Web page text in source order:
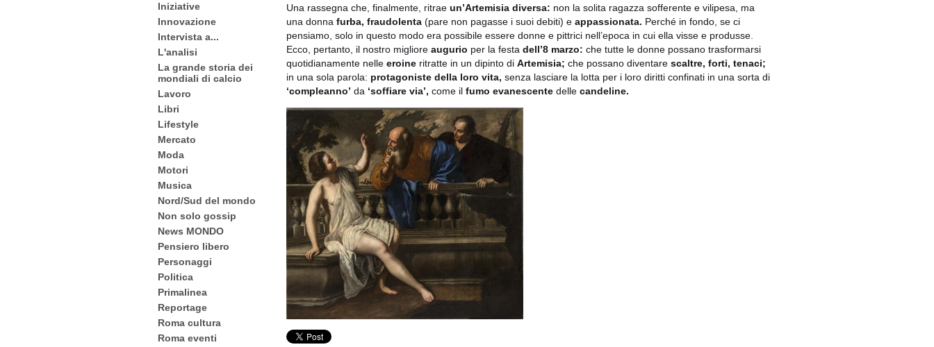
Iniziative
Innovazione
Intervista a...
L'analisi
La grande storia dei
mondiali di calcio
Lavoro
Libri
Lifestyle
Mercato
Moda
Motori
Musica
Nord/Sud del mondo
Non solo gossip
News MONDO
Pensiero libero
Personaggi
Politica
Primalinea
Reportage
Roma cultura
Roma eventi
Una rassegna che, finalmente, ritrae un’Artemisia diversa: non la solita ragazza sofferente e vilipesa, ma
una donna furba, fraudolenta (pare non pagasse i suoi debiti) e appassionata. Perché in fondo, se ci
pensiamo, solo in questo modo era possibile essere donne e pittrici nell’epoca in cui ella visse e produsse.
Ecco, pertanto, il nostro migliore augurio per la festa dell’8 marzo: che tutte le donne possano trasformarsi
quotidianamente nelle eroine ritratte in un dipinto di Artemisia; che possano diventare scaltre, forti, tenaci;
in una sola parola: protagoniste della loro vita, senza lasciare la lotta per i loro diritti confinati in una sorta di
‘compleanno’ da ‘soffiare via’, come il fumo evanescente delle candeline.